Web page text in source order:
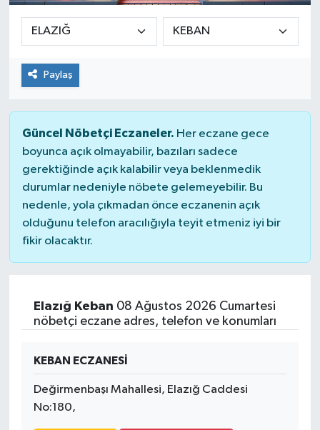
Paylaş
Güncel Nöbetçi Eczaneler. Her eczane gece
boyunca açık olmayabilir, bazıları sadece
gerektiğinde açık kalabilir veya beklenmedik
durumlar nedeniyle nöbete gelemeyebilir. Bu
nedenle, yola çıkmadan önce eczanenin açık
olduğunu telefon aracılığıyla teyit etmeniz iyi bir
fikir olacaktır.
Elazığ Keban 08 Ağustos 2026 Cumartesi
nöbetçi eczane adres, telefon ve konumları
KEBAN ECZANESİ
Değirmenbaşı Mahallesi, Elazığ Caddesi
No:180,